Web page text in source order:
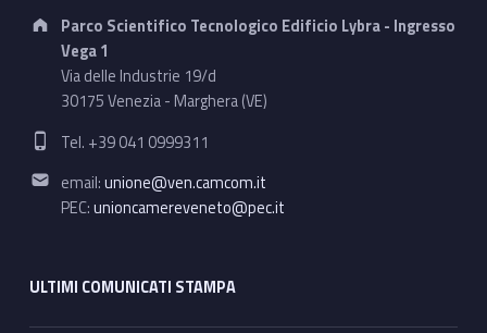
Address:
Parco Scientifico Tecnologico Edificio Lybra - Ingresso
Vega 1
Via delle Industrie 19/d
30175 Venezia - Marghera (VE)
Phone number:
Tel. +39 041 0999311
Email address:
email:unione@ven.camcom.it
PEC:unioncamereveneto@pec.it
ULTIMI COMUNICATI STAMPA